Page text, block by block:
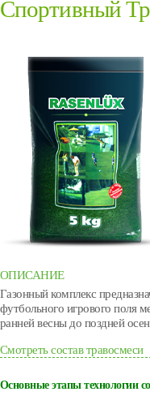
Спортивный
ОПИСАНИЕ
Газонный комплекс
футбольного игрового поля
ранней весны до поздней
Смотреть состав травосмеси
Основные этапы технологии